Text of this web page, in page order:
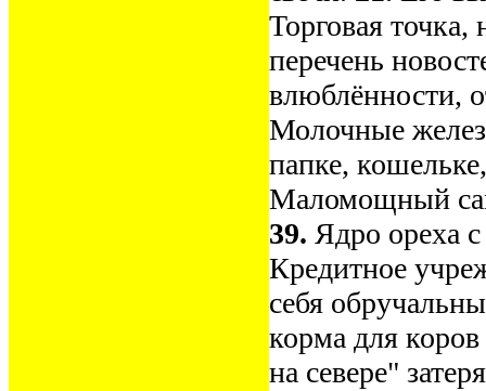
Торговая точка,
перечень
влюблённости,
Молочные
папке,
Маломощный
39. Ядро ореха
Кредитное
себя
корма для
на севере"